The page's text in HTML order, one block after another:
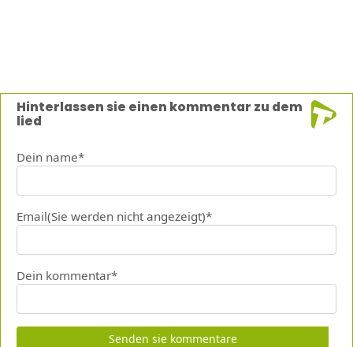
Hinterlassen sie einen kommentar zu dem
lied
Dein name*
Email(Sie werden nicht angezeigt)*
Dein kommentar*
Senden sie kommentare